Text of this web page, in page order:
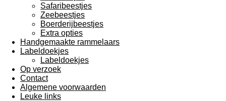
Safaribeestjes
Zeebeestjes
Boerderijbeestjes
Extra opties
Handgemaakte rammelaars
Labeldoekjes
Labeldoekjes
Op verzoek
Contact
Algemene voorwaarden
Leuke links